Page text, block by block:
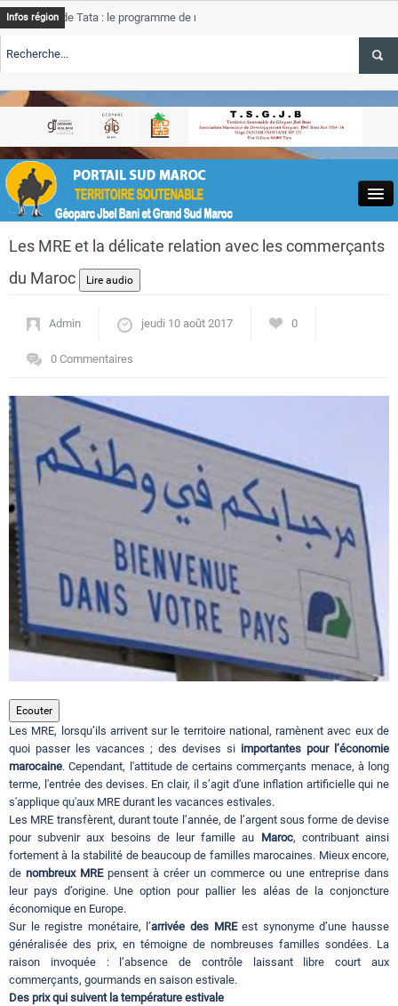
Close
Actualités
Circuits touristiques
Tourisme
Régions
Hotels
Contact
Infos région
de Tata : le programme de rehabilitation post-inondations
TSGJB Tourisme : l’ONMT renforce l’aerien a Dakhla et
Tata
TSGJB Tourisme au Maroc : Transavia renforce les vols Paris-
Les MRE et la délicate relation avec les commerçants
du Maroc
Admin jeudi 10 août 2017 0
0 Commentaires
Ecouter
Les MRE, lorsqu’ils arrivent sur le territoire national, ramènent avec eux de
quoi passer les vacances ; des devises si importantes pour l’économie
marocaine. Cependant, l'attitude de certains commerçants menace, à long
terme, l'entrée des devises. En clair, il s’agit d'une inflation artificielle qui ne
s'applique qu'aux MRE durant les vacances estivales.
Les MRE transfèrent, durant toute l’année, de l’argent sous forme de devise
pour subvenir aux besoins de leur famille au Maroc, contribuant ainsi
fortement à la stabilité de beaucoup de familles marocaines. Mieux encore,
de nombreux MREpensent à créer un commerce ou une entreprise dans
leur pays d’origine. Une option pour pallier les aléas de la conjoncture
économique en Europe.
Sur le registre monétaire, l’arrivée des MREest synonyme d’une hausse
généralisée des prix, en témoigne de nombreuses familles sondées. La
raison invoquée : l’absence de contrôle laissant libre court aux
commerçants, gourmands en saison estivale.
Des prix qui suivent la température estivale